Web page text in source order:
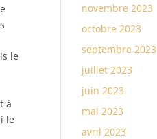
le
à
le
novembre 2023
octobre 2023
septembre 2023
juillet 2023
juin 2023
mai 2023
avril 2023